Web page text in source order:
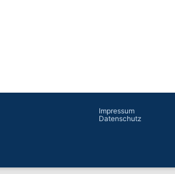
Impressum
Datenschutz